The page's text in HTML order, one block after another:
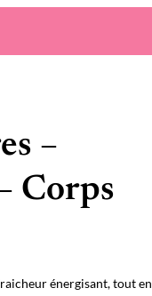
–
Corps
énergisant, tout en